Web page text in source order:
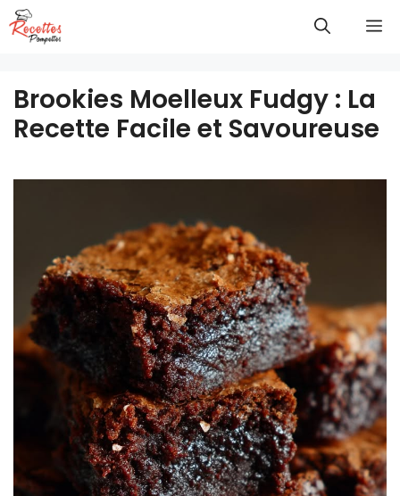
Aller
au
Brookies Moelleux Fudgy : La
Recette Facile et Savoureuse